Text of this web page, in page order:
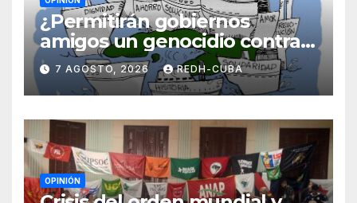
¿Permitirán gobiernos
amigos un genocidio contra
Cuba? Por Hedelberto López
Blanch
7 AGOSTO, 2026 REDH-CUBA
OPINIÓN